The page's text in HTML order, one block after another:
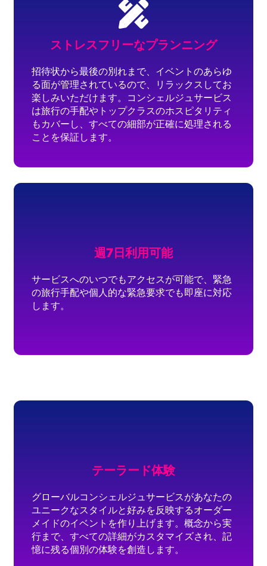
ストレスフリーなプランニング
招待状から最後の別れまで、イベントのあらゆ
る面が管理されているので、リラックスしてお
楽しみいただけます。コンシェルジュサービス
は旅行の手配やトップクラスのホスピタリティ
もカバーし、すべての細部が正確に処理される
ことを保証します。
週7日利用可能
サービスへのいつでもアクセスが可能で、緊急
の旅行手配や個人的な緊急要求でも即座に対応
します。
テーラード体験
グローバルコンシェルジュサービスがあなたの
ユニークなスタイルと好みを反映するオーダー
メイドのイベントを作り上げます。概念から実
行まで、すべての詳細がカスタマイズされ、記
憶に残る個別の体験を創造します。